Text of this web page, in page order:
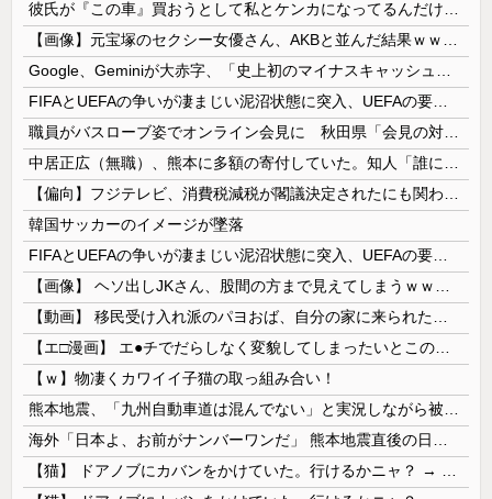
韓国サッカーのイメージが墜落
【ｗ】物凄くカワイイ子猫の取っ組み合い！